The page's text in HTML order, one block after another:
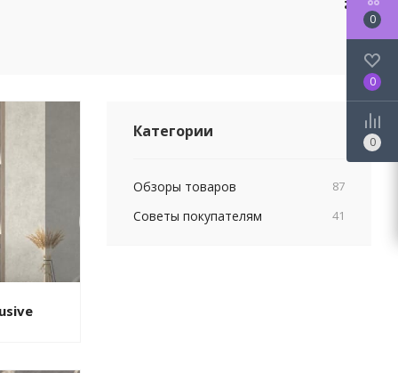
Категории
Обзоры товаров 87
Советы покупателям 41
0
0
0